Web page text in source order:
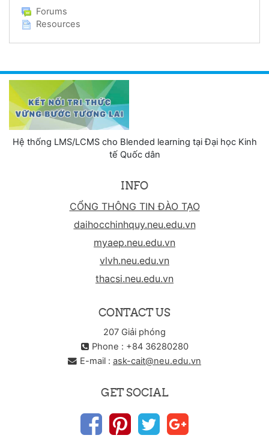
Forums
Resources
Hệ thống LMS/LCMS cho Blended learning tại Đại học Kinh
tế Quốc dân
INFO
CỔNG THÔNG TIN ĐÀO TẠO
daihocchinhquy.neu.edu.vn
myaep.neu.edu.vn
vlvh.neu.edu.vn
thacsi.neu.edu.vn
CONTACT US
207 Giải phóng
Phone : +84 36280280
E-mail : ask-cait@neu.edu.vn
GET SOCIAL